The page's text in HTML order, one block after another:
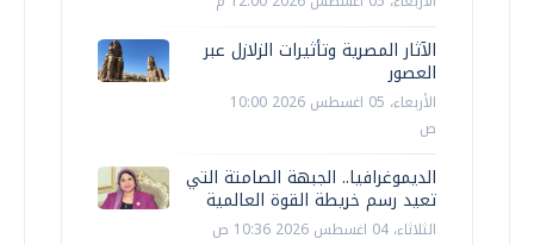
الآثار المصرية وتأثيرات الزلازل عبر
العصور
الأربعاء، 05 اغسطس 2026 10:00
ص
الديموغرافيا.. الجبهة الصامتة التي
تعيد رسم خريطة القوة العالمية
الثلاثاء، 04 اغسطس 2026 10:36 ص